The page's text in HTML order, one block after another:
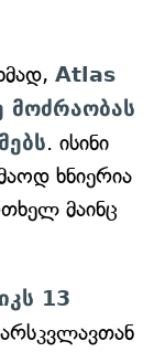
Atlas
მოძრაობას
. ისინი
ხნიერია
მაინც
13